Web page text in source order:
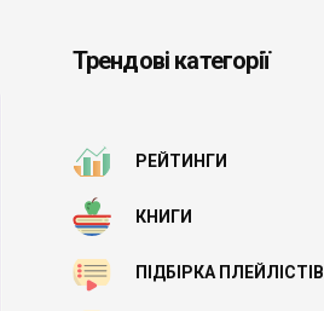
Трендові категорії
РЕЙТИНГИ
КНИГИ
ПІДБІРКА ПЛЕЙЛІСТІВ